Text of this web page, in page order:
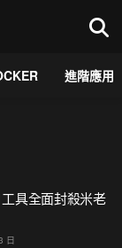
進階應用
具全面封殺米老
日